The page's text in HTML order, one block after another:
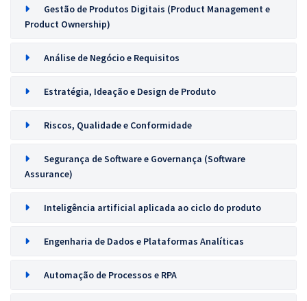
Gestão de Produtos Digitais (Product Management e
Product Ownership)
Análise de Negócio e Requisitos
Estratégia, Ideação e Design de Produto
Riscos, Qualidade e Conformidade
Segurança de Software e Governança (Software
Assurance)
Inteligência artificial aplicada ao ciclo do produto
Engenharia de Dados e Plataformas Analíticas
Automação de Processos e RPA